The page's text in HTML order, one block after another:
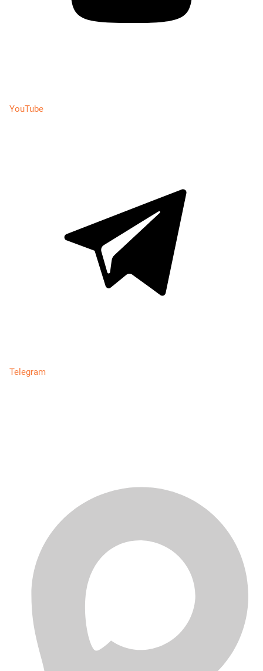
YouTube
Telegram